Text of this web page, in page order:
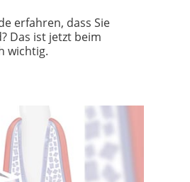
erfahren, dass Sie
Das ist jetzt beim
wichtig.